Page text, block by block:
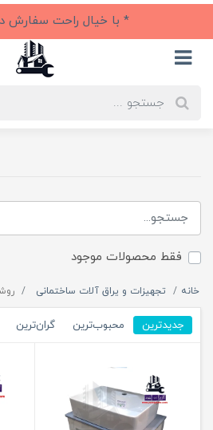
* با خیال راحت سفارش
فقط محصولات موجود
خانه تجهیزات و یراق آلات ساختمانی
جدیدترین محبوب‌ترین گران‌ترین